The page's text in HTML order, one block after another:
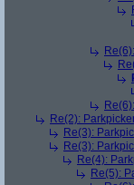
Re(2):
Re(3):
Re(3):
Re(4):
Re(5):